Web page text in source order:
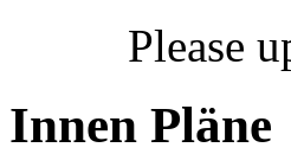
Please
Innen Pläne